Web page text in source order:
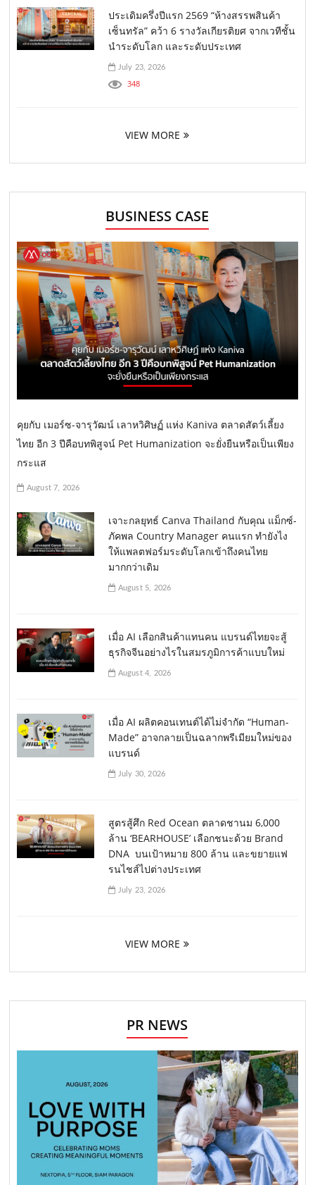
ประเดิมครึ่งปีแรก 2569 “ห้างสรรพสินค้า
เซ็นทรัล” คว้า 6 รางวัลเกียรติยศ จากเวทีชั้น
นำระดับโลก และระดับประเทศ
July 23, 2026
348
VIEW MORE
BUSINESS CASE
คุยกับ เมอร์ซ-จารุวัฒน์ เลาหวิศิษฏ์ แห่ง Kaniva ตลาดสัตว์เลี้ยง
ไทย อีก 3 ปีคือบทพิสูจน์ Pet Humanization จะยั่งยืนหรือเป็นเพียง
กระแส
August 7, 2026
เจาะกลยุทธ์ Canva Thailand กับคุณ แม็กซ์-
ภัคพล Country Manager คนแรก ทำยังไง
ให้แพลตฟอร์มระดับโลกเข้าถึงคนไทย
มากกว่าเดิม
August 5, 2026
เมื่อ AI เลือกสินค้าแทนคน แบรนด์ไทยจะสู้
ธุรกิจจีนอย่างไรในสมรภูมิการค้าแบบใหม่
August 4, 2026
เมื่อ AI ผลิตคอนเทนต์ได้ไม่จำกัด “Human-
Made” อาจกลายเป็นฉลากพรีเมียมใหม่ของ
แบรนด์
July 30, 2026
สูตรสู้ศึก Red Ocean ตลาดชานม 6,000
ล้าน ‘BEARHOUSE’ เลือกชนะด้วย Brand
DNA บนเป้าหมาย 800 ล้าน และขยายแฟ
รนไชส์ไปต่างประเทศ
July 23, 2026
VIEW MORE
PR NEWS